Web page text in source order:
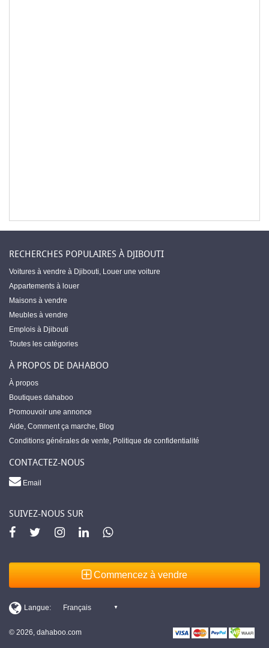
RECHERCHES POPULAIRES À DJIBOUTI
Voitures à vendre à Djibouti, Louer une voiture
Appartements à louer
Maisons à vendre
Meubles à vendre
Emplois à Djibouti
Toutes les catégories
À PROPOS DE DAHABOO
À propos
Boutiques dahaboo
Promouvoir une annonce
Aide, Comment ça marche, Blog
Conditions générales de vente, Politique de confidentialité
CONTACTEZ-NOUS
Email
SUIVEZ-NOUS SUR
Commencez à vendre
© 2026, dahaboo.com